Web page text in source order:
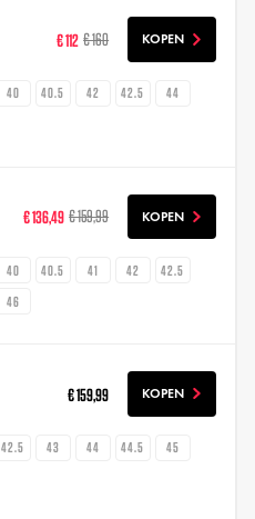
€ 112 € 160 KOPEN
40 40.5 42 42.5
44
€ 136,49 € 159,99 KOPEN
40 40.5 41 42
42.5
46
€ 159,99 KOPEN
42.5 43 44 44.5
45